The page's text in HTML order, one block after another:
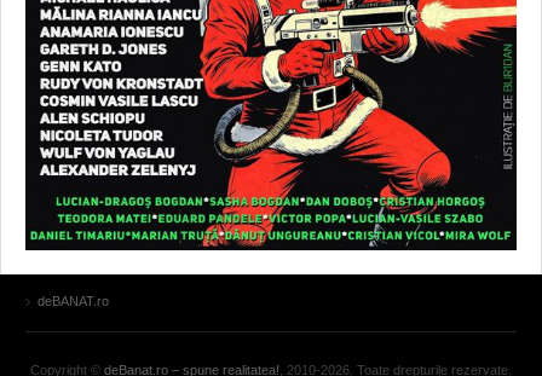
deBANAT.ro
Copyright © deBanat.ro – spune realitatea! , 2010-2026. Toate drepturile rezervate.